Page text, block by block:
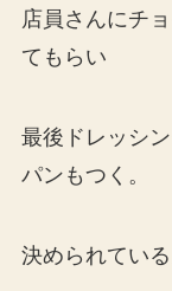
店員さんにチ
てもらい
最後ドレッシ
パンもつく。
決められてい